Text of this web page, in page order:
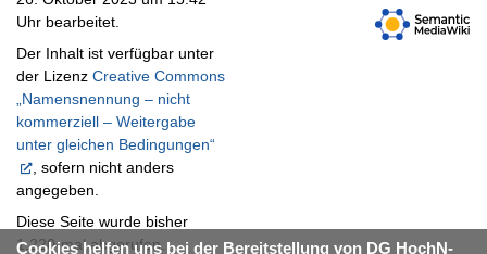
Cookies helfen uns bei der Bereitstellung von DG HochN-
Uhr bearbeitet.
Der Inhalt ist verfügbar unter
der Lizenz Creative Commons
„Namensnennung – nicht
kommerziell – Weitergabe
unter gleichen Bedingungen“
, sofern nicht anders
angegeben.
Diese Seite wurde bisher
1.220-mal abgerufen.